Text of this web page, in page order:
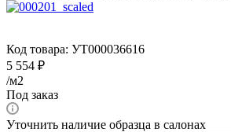
Код товара: УТ000036616
5 554 ₽
/м2
Под заказ
Уточнить наличие образца в салонах